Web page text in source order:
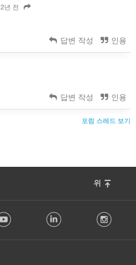
2년 전
답변 작성 인용
답변 작성 인용
포럼 스레드 보기
위
Youtube LinkedIn